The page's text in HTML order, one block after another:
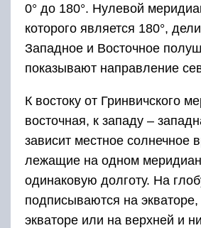
0° до 180°. Нулевой
которого является 180°,
Западное и Восточное
показывают направление
К востоку от Гринвичского
восточная, к западу –
зависит местное солнечное
лежащие на одном
одинаковую долготу. На
подписываются на экваторе,
экваторе или на верхней и